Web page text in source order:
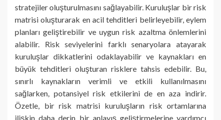
stratejiler oluşturulmasını sağlayabilir. Kuruluşlar bir risk
matrisi oluşturarak en acil tehditleri belirleyebilir, eylem
planları geliştirebilir ve uygun risk azaltma önlemlerini
alabilir. Risk seviyelerini farklı senaryolara atayarak
kuruluşlar dikkatlerini odaklayabilir ve kaynakları en
büyük tehditleri oluşturan risklere tahsis edebilir. Bu,
sınırlı kaynakların verimli ve etkili kullanılmasını
sağlarken, potansiyel risk etkilerini de en aza indirir.
Özetle, bir risk matrisi kuruluşların risk ortamlarına
ilişkin daha derin bir anlayış geliştirmelerine yardımcı